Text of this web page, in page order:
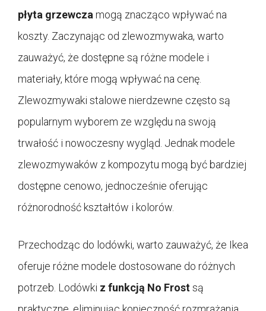
płyta grzewcza mogą znacząco wpływać na
koszty. Zaczynając od zlewozmywaka, warto
zauważyć, że dostępne są różne modele i
materiały, które mogą wpływać na cenę.
Zlewozmywaki stalowe nierdzewne często są
popularnym wyborem ze względu na swoją
trwałość i nowoczesny wygląd. Jednak modele
zlewozmywaków z kompozytu mogą być bardziej
dostępne cenowo, jednocześnie oferując
różnorodność kształtów i kolorów.
Przechodząc do lodówki, warto zauważyć, że Ikea
oferuje różne modele dostosowane do różnych
potrzeb. Lodówki z funkcją No Frostsą